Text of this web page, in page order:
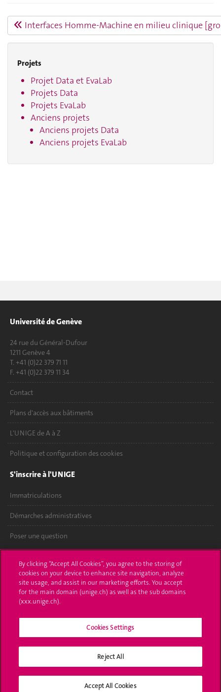
Interfaces Homme-Machine en milieu clinique
Projets
Projet Data et EvaLab
Projets Data
Projets EvaLab
Anciens projets
Anciens projets Data
Anciens projets EvaLab
Université de Genève
24 rue du Général-Dufour
1211 Genève 4
T. +41 (0)22 379 71 11
F. +41 (0)22 379 11 34
Contact
Plans d'accès aux bâtiments
L'UNIGE de A à Z
Politique et configuration des cookies
S'inscrire à l'UNIGE
Immatriculations
Démarches administratives
Poser une question
UNIGE Mobile
Médias
Offres d'emploi
Bibliothèque
Médias sociaux UNIGE
By clicking “Accept All Cookies”, you agree to the storing of
cookies on your device to enhance site navigation, analyze
site usage, and assist in our marketing efforts. You accept
for the main domain (unige.ch) as well as the sub domains
(xxx.unige.ch).
Cookies Settings
Reject All
Accept All Cookies